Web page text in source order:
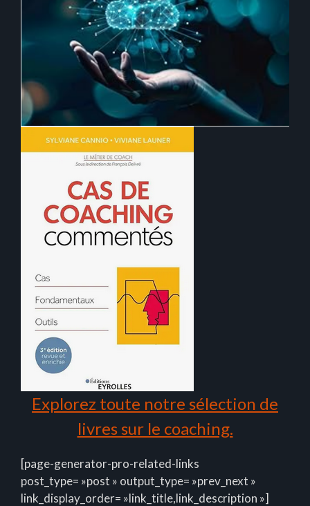
Explorez toute notre sélection de
livres sur le coaching.
[page-generator-pro-related-links
post_type= »post » output_type= »prev_next »
link_display_order= »link_title,link_description »]